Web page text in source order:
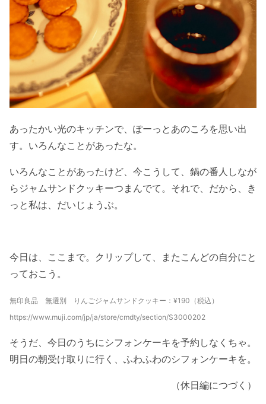
あったかい光のキッチンで、ぽーっとあのころを思い出
す。いろんなことがあったな。
いろんなことがあったけど、今こうして、鍋の番人しなが
らジャムサンドクッキーつまんでて。それで、だから、き
っと私は、だいじょうぶ。
今日は、ここまで。クリップして、またこんどの自分にと
っておこう。
無印良品 無選別 りんごジャムサンドクッキー：¥190（税込）
https://www.muji.com/jp/ja/store/cmdty/section/S3000202
そうだ、今日のうちにシフォンケーキを予約しなくちゃ。
明日の朝受け取りに行く、ふわふわのシフォンケーキを。
（休日編につづく）